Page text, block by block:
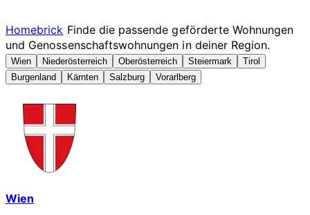
Homebrick Finde die passende geförderte Wohnungen
und Genossenschaftswohnungen in deiner Region.
Wien Niederösterreich Oberösterreich Steiermark
Tirol
Burgenland
Kärnten Salzburg Vorarlberg
Wien